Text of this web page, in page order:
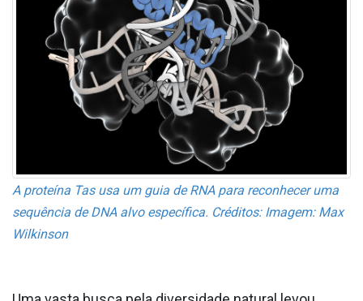
A proteína Tas usa um guia de RNA para reconhecer uma
sequência de DNA alvo específica. Créditos: Imagem: Max
Wilkinson